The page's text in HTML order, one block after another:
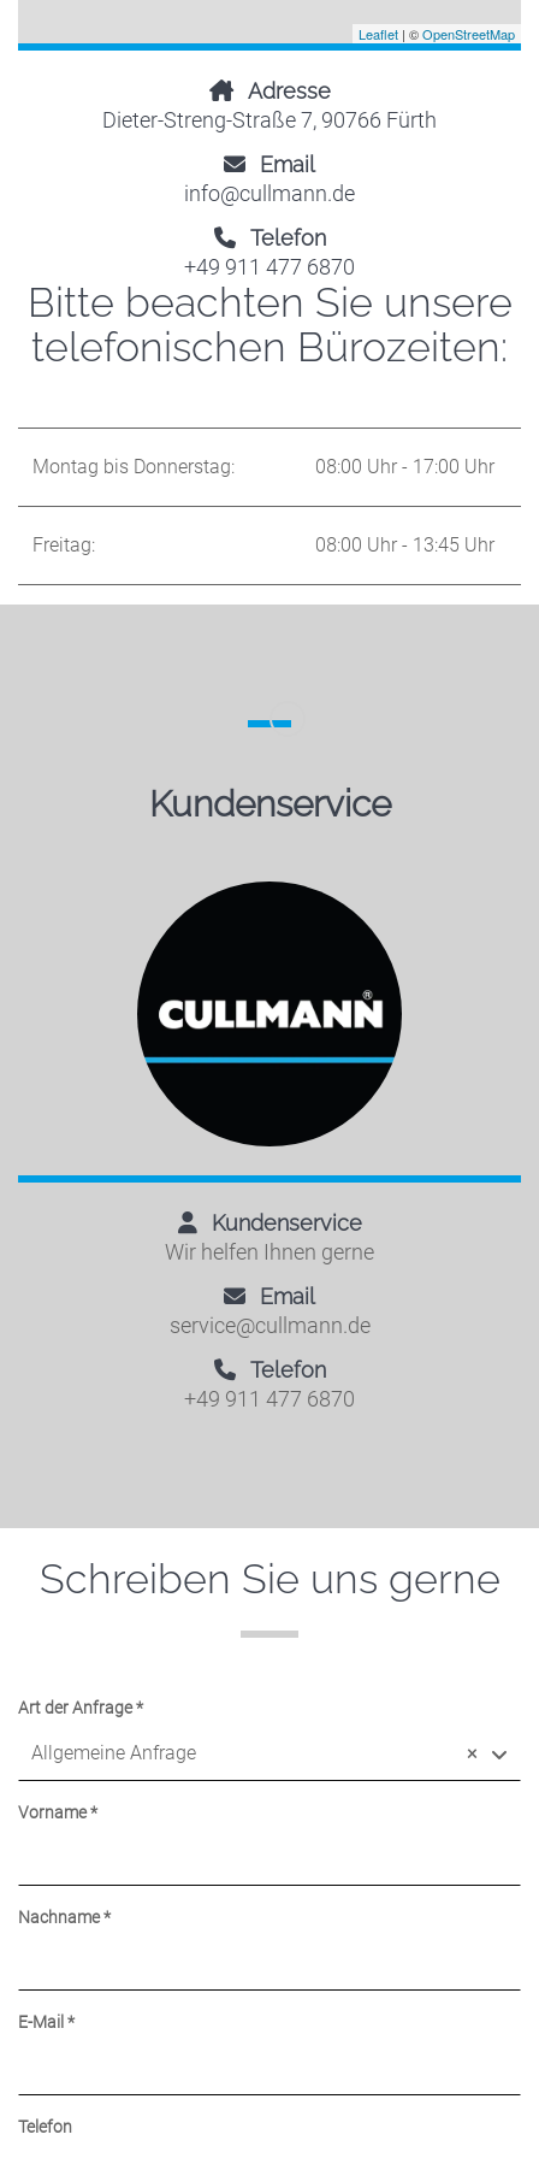
Leaflet | ©OpenStreetMap
Adresse
Dieter-Streng-Straße 7, 90766 Fürth
Email
info@cullmann.de
Telefon
+49 911 477 6870
Bitte beachten Sie unsere
telefonischen Bürozeiten:
Montag bis Donnerstag: 08:00 Uhr - 17:00 Uhr
Freitag: 08:00 Uhr - 13:45 Uhr
Kundenservice
Kundenservice
Wir helfen Ihnen gerne
Email
service@cullmann.de
Telefon
+49 911 477 6870
Einleitung
Schreiben Sie uns gerne
Allgemeine
Anfrage
Art der Anfrage*
×
Allgemeine Anfrage
der
Vorname*
Nachname*
E-Mail *
Telefon